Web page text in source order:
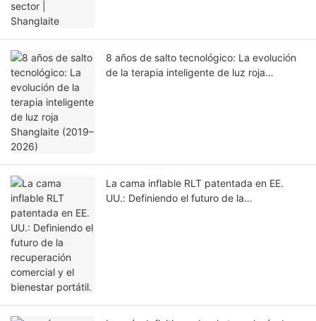
8 años de salto tecnológico: La evolución
de la terapia inteligente de luz roja
La cama inflable RLT patentada en EE.
UU.: Definiendo el futuro de la